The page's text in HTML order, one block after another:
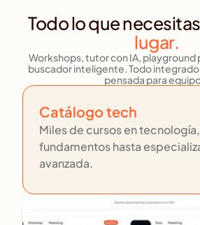
Todo lo que necesitas
lugar.
Workshops, tutor con IA, playground
buscador inteligente. Todo
pensada para
Catálogo tech
Miles de cursos en
fundamentos hasta
avanzada.